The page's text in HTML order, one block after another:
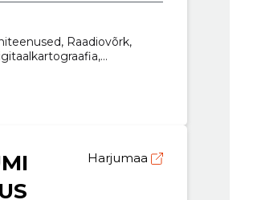
Raadiovõrk,
remont, Telefoni- ja
Harjumaa